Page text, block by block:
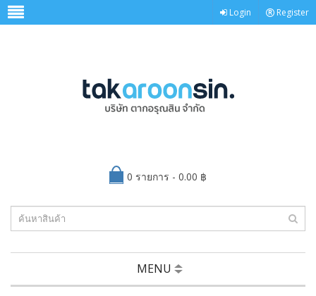
Login Register
0 รายการ - 0.00 ฿
MENU